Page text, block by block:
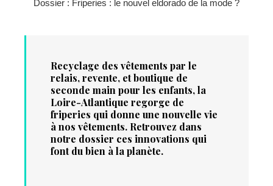
Dossier : Friperies : le nouvel eldorado de la mode ?
Recyclage des vêtements par le
relais, revente, et boutique de
seconde main pour les enfants, la
Loire-Atlantique regorge de
friperies qui donne une nouvelle vie
à nos vêtements. Retrouvez dans
notre dossier ces innovations qui
font du bien à la planète.